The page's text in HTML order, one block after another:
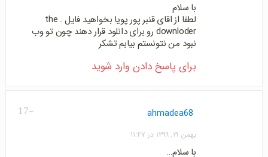
با سلام
لطفا از اقای قنبر پور پویا بخواهید فایل . the
downloder رو برای دانلود قرار دهند چون تو وب
نبود من نتونستم بیابم تشکر
برای پاسخ دادن وارد شوید
-17 ahmadea68
بهمن ۱۹, ۱۳۹۹ در ۱۱:۴۷
با سلام…